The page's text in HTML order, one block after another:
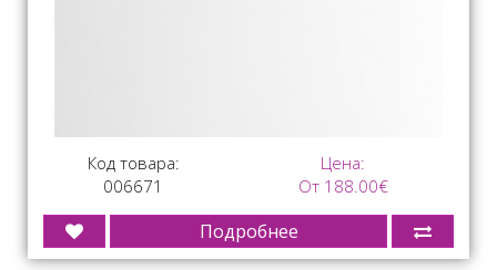
Код товара:
006671
Цена:
От 188.00€
Подробнее